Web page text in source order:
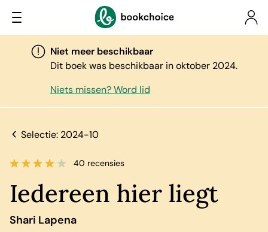
Niet meer beschikbaar
Dit boek was beschikbaar in oktober 2024.
Niets missen? Word lid
Selectie: 2024-10
40 recensies
Iedereen hier liegt
Shari Lapena